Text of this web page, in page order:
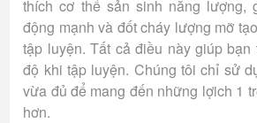
thích cơ thể sản sinh năng lượng,
động mạnh và đốt cháy lượng mỡ
tập luyện. Tất cả điều này giúp
độ khi tập luyện. Chúng tôi chỉ sử
vừa đủ để mang đến những lợich 1
hơn.